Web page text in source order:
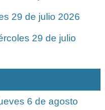
29 de julio 2026
29 de julio
6 de agosto